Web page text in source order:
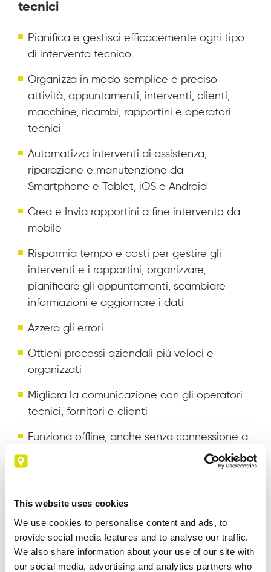
This website uses cookies
We use cookies to personalise content and ads, to
provide social media features and to analyse our traffic.
We also share information about your use of our site with
our social media, advertising and analytics partners who
tecnici
Pianifica e gestisci efficacemente ogni tipo
di intervento tecnico
Organizza in modo semplice e preciso
attività, appuntamenti, interventi, clienti,
macchine, ricambi, rapportini e operatori
tecnici
Automatizza interventi di assistenza,
riparazione e manutenzione da
Smartphone e Tablet, iOS e Android
Crea e Invia rapportini a fine intervento da
mobile
Risparmia tempo e costi per gestire gli
interventi e i rapportini, organizzare,
pianificare gli appuntamenti, scambiare
informazioni e aggiornare i dati
Azzera gli errori
Ottieni processi aziendali più veloci e
organizzati
Migliora la comunicazione con gli operatori
tecnici, fornitori e clienti
Funziona offline, anche senza connessione a
Hai tutto sotto controllo da un unico punto
L’App si integra a qualsiasi ERP